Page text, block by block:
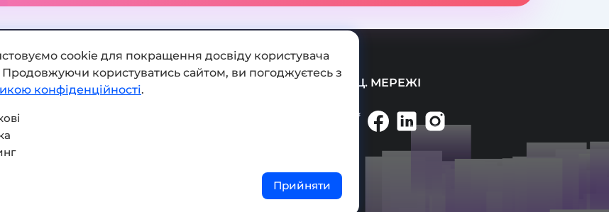
Додати обмінник
Політика конфіденційності
СОЦ. МЕРЕЖІ
cookie для покращення досвіду користувача
Продовжуючи користуватись сайтом, ви погоджуєтесь з
конфіденційності.
Прийняти